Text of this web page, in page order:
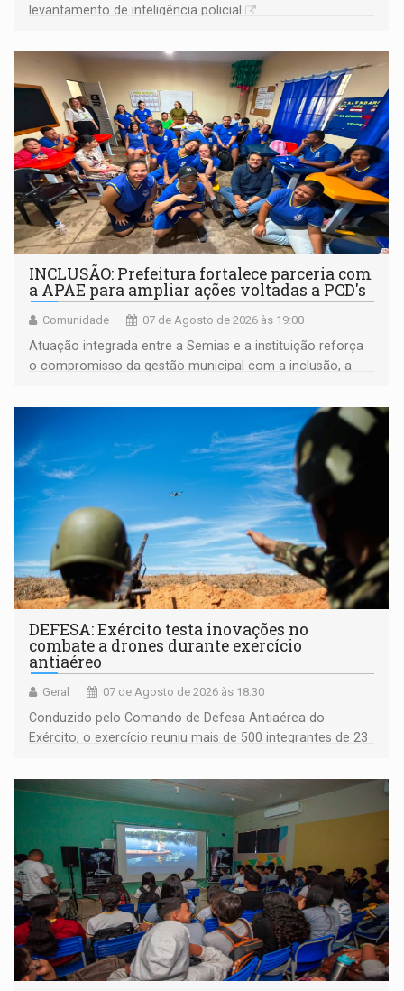
levantamento de inteligência policial
INCLUSÃO: Prefeitura fortalece parceria com
a APAE para ampliar ações voltadas a PCD's
Comunidade 07 de Agosto de 2026 às 19:00
Atuação integrada entre a Semias e a instituição reforça
o compromisso da gestão municipal com a inclusão, a
DEFESA: Exército testa inovações no
combate a drones durante exercício
antiaéreo
Geral 07 de Agosto de 2026 às 18:30
Conduzido pelo Comando de Defesa Antiaérea do
Exército, o exercício reuniu mais de 500 integrantes de 23